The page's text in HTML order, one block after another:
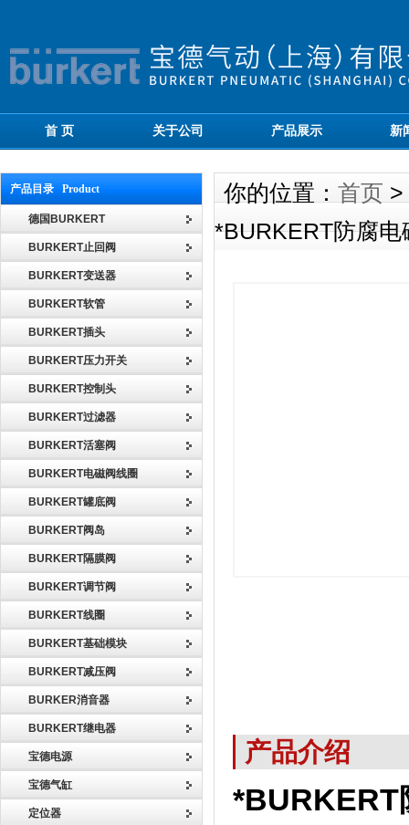
首 页 关于公司 产品展示 新
产品目录 Product
德国BURKERT
BURKERT止回阀
BURKERT变送器
BURKERT软管
BURKERT插头
BURKERT压力开关
BURKERT控制头
BURKERT过滤器
BURKERT活塞阀
BURKERT电磁阀线圈
BURKERT罐底阀
BURKERT阀岛
BURKERT隔膜阀
BURKERT调节阀
BURKERT线圈
BURKERT基础模块
BURKERT减压阀
BURKER消音器
BURKERT继电器
宝德电源
宝德气缸
定位器
你的位置： 首页 >
*BURKERT防腐
产品介绍
*BURKERT